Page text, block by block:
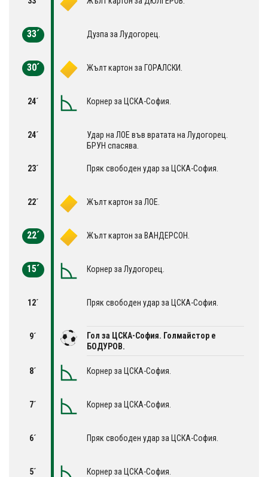
33´ Дузпа за Лудогорец.
30´ Жълт картон за ГОРАЛСКИ.
24´ Корнер за ЦСКА-София.
24´
Удар на ЛОЕ във вратата на Лудогорец.
БРУН спасява.
23´ Пряк свободен удар за ЦСКА-София.
22´ Жълт картон за ЛОЕ.
22´ Жълт картон за ВАНДЕРСОН.
15´ Корнер за Лудогорец.
12´ Пряк свободен удар за ЦСКА-София.
9´
Гол за ЦСКА-София. Голмайстор е
БОДУРОВ.
8´ Корнер за ЦСКА-София.
7´ Корнер за ЦСКА-София.
6´ Пряк свободен удар за ЦСКА-София.
5´ Корнер за ЦСКА-София.